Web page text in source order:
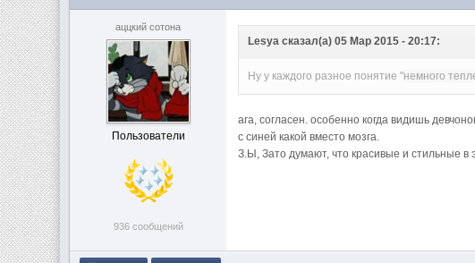
аццкий сотона
Пользователи
936 сообщений
Lesya сказал(а) 05 Мар 2015 - 20:17:
Ну у каждого разное понятие "немного
ага, согласен. особенно когда видишь
с синей какой вместо мозга.
З.Ы, Зато думают, что красивые и стильные в